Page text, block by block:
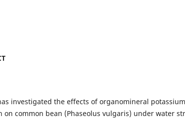
investigated the effects of organomineral potassium
on common bean (Phaseolus vulgaris) under water